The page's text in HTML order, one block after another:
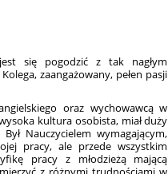
się pogodzić z tak nagłym
zaangażowany, pełen pasji
oraz wychowawcą w
kultura osobista, miał duży
Nauczycielem wymagającym,
pracy, ale przede wszystkim
pracy z młodzieżą mającą